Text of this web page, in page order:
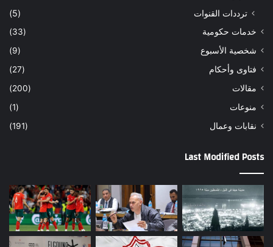
ترددات القنوات (5)
خدمات حكومية
(33)
شخصية الأسبوع
(9)
فتاوى وأحكام
(27)
مقالات
(200)
منوعات
(1)
نقابات وعمال
(191)
Last Modified Posts